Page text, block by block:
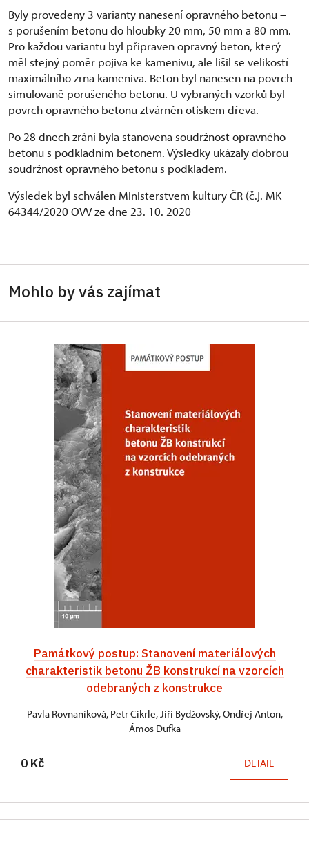
Byly provedeny 3 varianty nanesení opravného betonu –
s porušením betonu do hloubky 20 mm, 50 mm a 80 mm.
Pro každou variantu byl připraven opravný beton, který
měl stejný poměr pojiva ke kamenivu, ale lišil se velikostí
maximálního zrna kameniva. Beton byl nanesen na povrch
simulovaně porušeného betonu. U vybraných vzorků byl
povrch opravného betonu ztvárněn otiskem dřeva.
Po 28 dnech zrání byla stanovena soudržnost opravného
betonu s podkladním betonem. Výsledky ukázaly dobrou
soudržnost opravného betonu s podkladem.
Výsledek byl schválen Ministerstvem kultury ČR (č.j. MK
64344/2020 OVV ze dne 23. 10. 2020
Mohlo by vás zajímat
Památkový postup: Stanovení materiálových
charakteristik betonu ŽB konstrukcí na vzorcích
odebraných z konstrukce
Pavla Rovnaníková, Petr Cikrle, Jiří Bydžovský, Ondřej Anton,
Ámos Dufka
0 Kč DETAIL